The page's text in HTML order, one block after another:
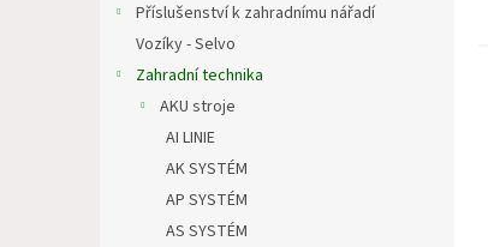
Příslušenství k zahradnímu nářadí
Vozíky - Selvo
Zahradní technika
AKU stroje
AI LINIE
AK SYSTÉM
AP SYSTÉM
AS SYSTÉM